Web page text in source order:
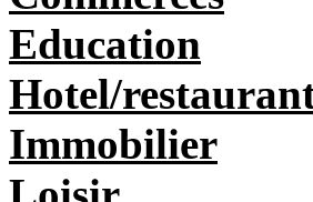
Education
Hotel/
Immobilier